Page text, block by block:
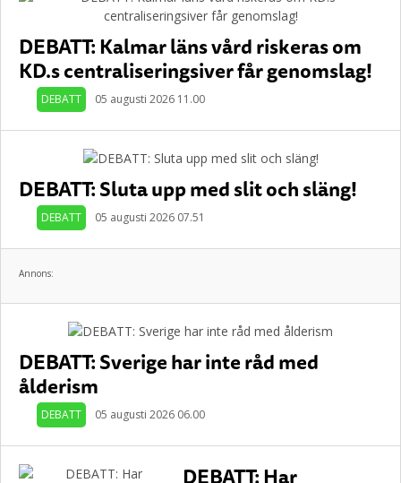
DEBATT: Kalmar läns vård riskeras om
KD.s centraliseringsiver får genomslag!
DEBATT 05 augusti 2026 11.00
DEBATT: Sluta upp med slit och släng!
DEBATT 05 augusti 2026 07.51
Annons:
DEBATT: Sverige har inte råd med
ålderism
DEBATT 05 augusti 2026 06.00
DEBATT: Har